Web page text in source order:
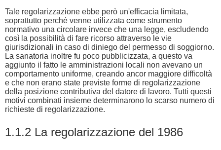
Tale regolarizzazione ebbe però un'efficacia limitata,
soprattutto perché venne utilizzata come strumento
normativo una circolare invece che una legge, escludendo
così la possibilità di fare ricorso attraverso le vie
giurisdizionali in caso di diniego del permesso di soggiorno.
La sanatoria inoltre fu poco pubblicizzata, a questo va
aggiunto il fatto le amministrazioni locali non avevano un
comportamento uniforme, creando ancor maggiore difficoltà
e che non erano state previste forme di regolarizzazione
della posizione contributiva del datore di lavoro. Tutti questi
motivi combinati insieme determinarono lo scarso numero di
richieste di regolarizzazione.
1.1.2 La regolarizzazione del 1986